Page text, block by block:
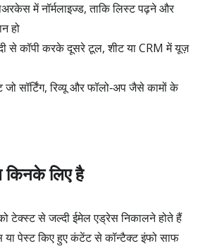
में नॉर्मलाइज्ड, ताकि लिस्ट पढ़ने और
हो
से कॉपी करके दूसरे टूल, शीट या CRM में यूज़
सॉर्टिंग, रिव्यू और फॉलो‑अप जैसे कामों के
लिए है
टेक्स्ट से जल्दी ईमेल एड्रेस निकालने होते हैं
या पेस्ट किए हुए कंटेंट से कॉन्टैक्ट इंफो साफ